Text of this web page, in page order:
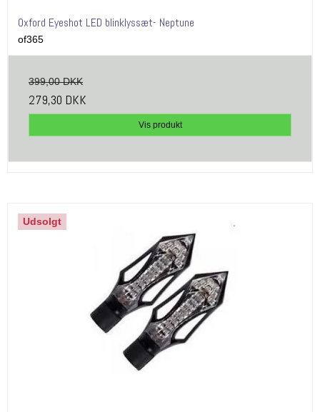
Oxford Eyeshot LED blinklyssæt- Neptune
of365
399,00 DKK
279,30 DKK
Vis produkt
Udsolgt